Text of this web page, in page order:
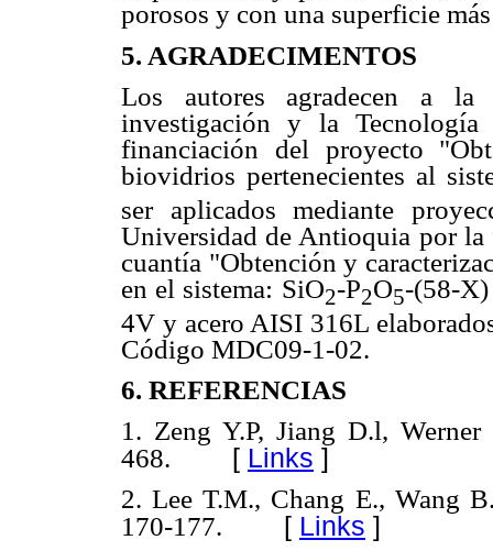
porosos y con una superficie
5. AGRADECIMENTOS
Los autores agradecen a
investigación y la
financiación del proyecto
biovidrios pertenecientes al
ser aplicados mediante
Universidad de Antioquia por
cuantía "Obtención y
en el sistema: SiO2-P2O5-(58-X)
4V y acero AISI 316L
Código MDC09-1-02.
6. REFERENCIAS
1. Zeng Y.P, Jiang D.l,
468. [ Links ]
2. Lee T.M., Chang E., Wang
170-177. [ Links ]